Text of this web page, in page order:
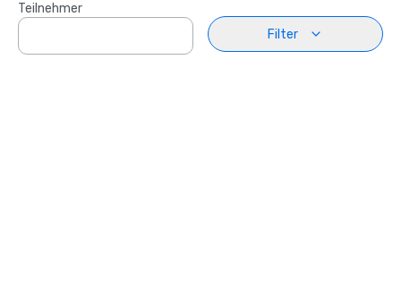
Teilnehmer
Filter